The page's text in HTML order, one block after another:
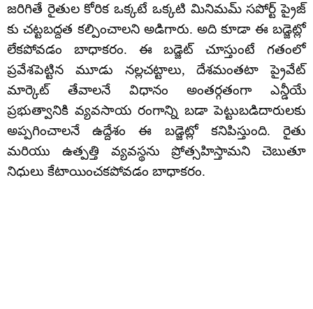
జరిగితే రైతుల కోరిక ఒక్కటే ఒక్కటి మినిమమ్ సపోర్ట్ ప్రైజ్
కు చట్టబద్దత కల్పించాలని అడిగారు. అది కూడా ఈ బడ్జెట్లో
లేకపోవడం బాధాకరం. ఈ బడ్జెట్ చూస్తుంటే గతంలో
ప్రవేశపెట్టిన మూడు నల్లచట్టాలు, దేశమంతటా ప్రైవేట్
మార్కెట్ తేవాలనే విధానం అంతర్గతంగా ఎన్డీయే
ప్రభుత్వానికి వ్యవసాయ రంగాన్ని బడా పెట్టుబడిదారులకు
అప్పగించాలనే ఉద్దేశం ఈ బడ్జెట్లో కనిపిస్తుంది. రైతు
మరియు ఉత్పత్తి వ్యవస్థను ప్రోత్సహిస్తామని చెబుతూ
నిధులు కేటాయించకపోవడం బాధాకరం.